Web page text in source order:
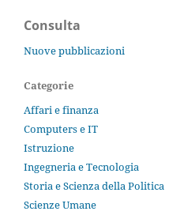
Consulta
Nuove pubblicazioni
Categorie
Affari e finanza
Computers e IT
Istruzione
Ingegneria e Tecnologia
Storia e Scienza della Politica
Scienze Umane